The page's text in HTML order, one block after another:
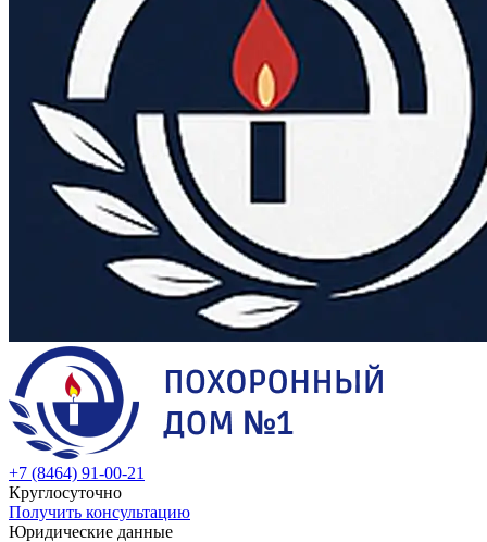
+7 (8464) 91-00-21
Круглосуточно
Получить консультацию
Юридические данные